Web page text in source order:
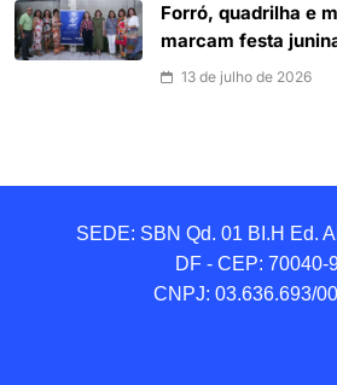
Forró, quadrilha e
marcam festa
13 de julho de 2026
SEDE: SBN Qd. 01 BI.H Ed.
DF - CEP: 70040-
CNPJ: 03.636.693/